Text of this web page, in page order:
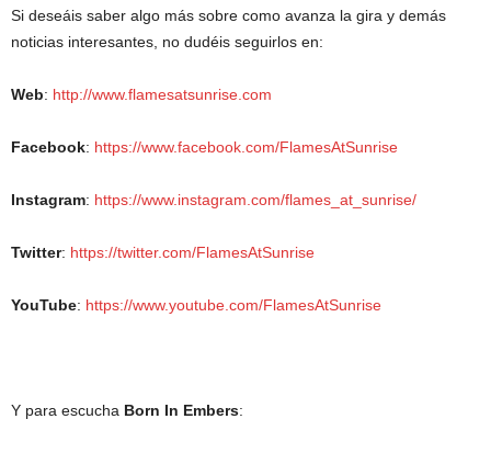
Si deseáis saber algo más sobre como avanza la gira y demás
noticias interesantes, no dudéis seguirlos en:
Web: http://www.flamesatsunrise.com
Facebook: https://www.facebook.com/FlamesAtSunrise
Instagram: https://www.instagram.com/flames_at_sunrise/
Twitter: https://twitter.com/FlamesAtSunrise
YouTube: https://www.youtube.com/FlamesAtSunrise
Y para escucha Born In Embers: